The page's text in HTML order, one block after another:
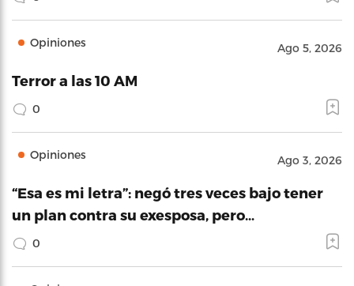
Opiniones Ago 5, 2026
Terror a las 10 AM
0
Opiniones Ago 3, 2026
“Esa es mi letra”: negó tres veces bajo tener
un plan contra su exesposa, pero…
0